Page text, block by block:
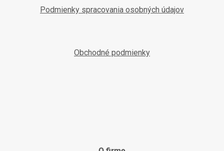
Podmienky spracovania osobných údajov
Obchodné podmienky